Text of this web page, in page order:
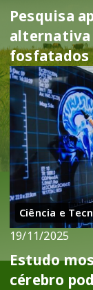
Pesquisa
fosfatados
Ciência e
19/11/2025
Estudo
cérebro